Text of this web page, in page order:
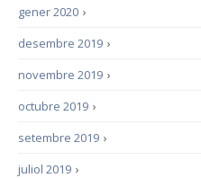
›
gener 2020
›
desembre 2019
›
novembre 2019
›
octubre 2019
›
setembre 2019
›
juliol 2019